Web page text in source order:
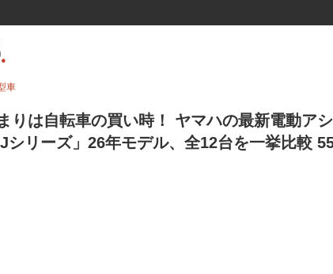
りは自転車の買い時！ ヤマハの最新電動ア
シリーズ」26年モデル、全12台を一挙比較
車